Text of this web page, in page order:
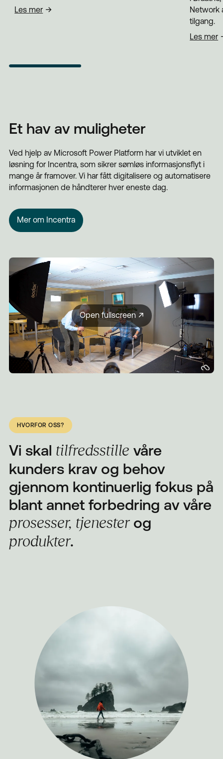
Kundesenter
Fjernhjelp WIN
Fjernhjelp MAC
Suksesshistorier
Les mer
Network
tilgang.
Les mer
Et hav av muligheter
Ved hjelp av Microsoft Power Platform har vi utviklet en
løsning for Incentra, som sikrer sømløs informasjonsflyt i
mange år framover. Vi har fått digitalisere og automatisere
informasjonen de håndterer hver eneste dag.
Mer om Incentra
Open fullscreen
HVORFOR OSS?
Vi skal tilfredsstille våre
kunders krav og behov
gjennom kontinuerlig fokus på
blant annet forbedring av våre
prosesser, tjenesterog
produkter.